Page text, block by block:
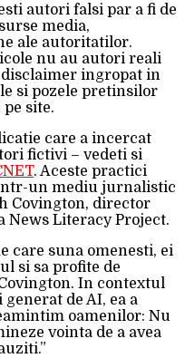
autori falsi par a fi de
media,
ale autoritatilor.
nu au autori reali
ingropat in
si pozele pretinsilor
site.
care a incercat
fictivi – vedeti si
. Aceste practici
un mediu jurnalistic
Covington, director
Literacy Project.
care suna omenesti, ei
si sa profite de
In contextul
de AI, ea a
oamenilor: Nu
vointa de a avea